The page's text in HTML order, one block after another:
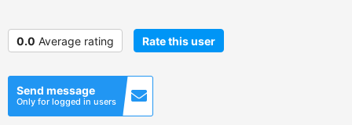
0.0 Average rating Rate this user
Send message
Only for logged in users